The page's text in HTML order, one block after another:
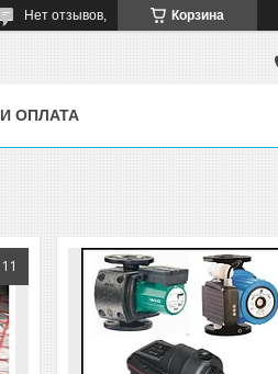
Корзина
Нет отзывов,
ОПЛАТА
11